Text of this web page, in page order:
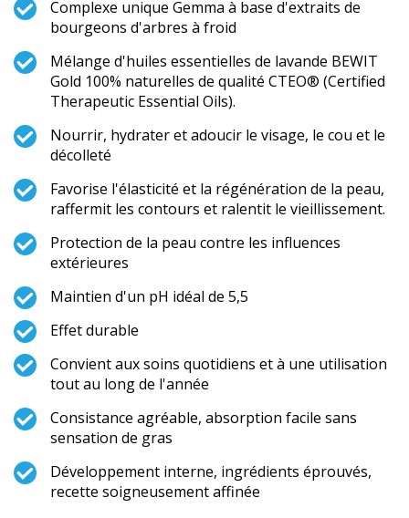
Complexe unique Gemma à base d'extraits de
bourgeons d'arbres à froid
Mélange d'huiles essentielles de lavande BEWIT
Gold 100% naturelles de qualité CTEO® (Certified
Therapeutic Essential Oils).
Nourrir, hydrater et adoucir le visage, le cou et le
décolleté
Favorise l'élasticité et la régénération de la peau,
raffermit les contours et ralentit le vieillissement.
Protection de la peau contre les influences
extérieures
Maintien d'un pH idéal de 5,5
Effet durable
Convient aux soins quotidiens et à une utilisation
tout au long de l'année
Consistance agréable, absorption facile sans
sensation de gras
Développement interne, ingrédients éprouvés,
recette soigneusement affinée